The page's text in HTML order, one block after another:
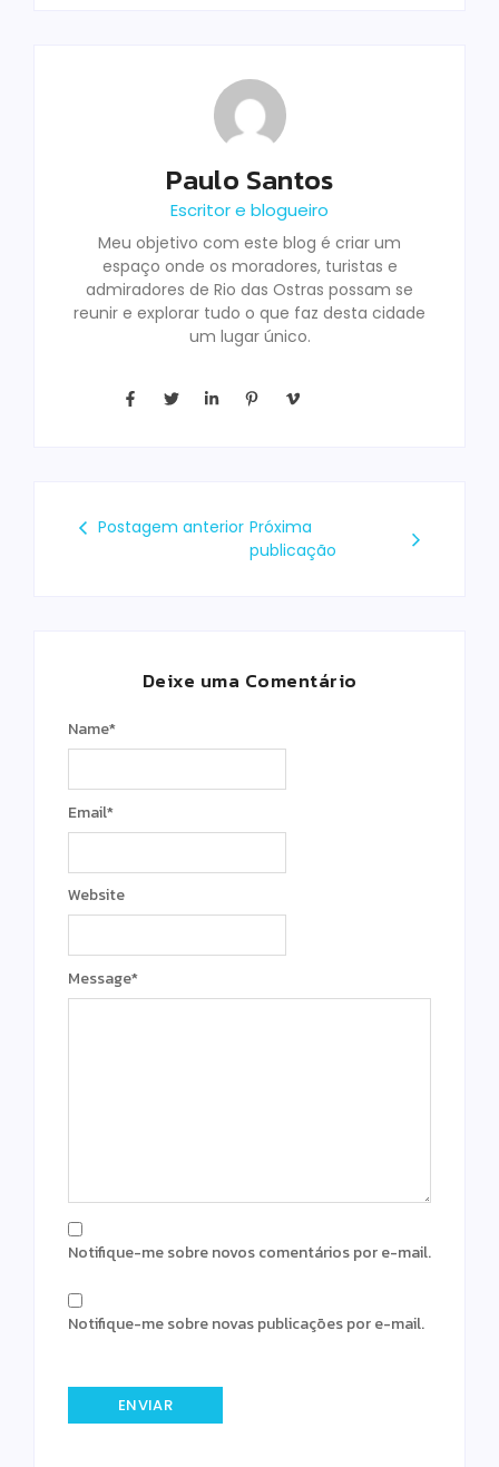
Paulo Santos
Escritor e blogueiro
Meu objetivo com este blog é criar um
espaço onde os moradores, turistas e
admiradores de Rio das Ostras possam se
reunir e explorar tudo o que faz desta cidade
um lugar único.
Postagem anterior Próxima
publicação
Deixe uma Comentário
Message*
Name*
Email*
Website
Notifique-me sobre novos comentários por e-mail.
Notifique-me sobre novas publicações por e-mail.